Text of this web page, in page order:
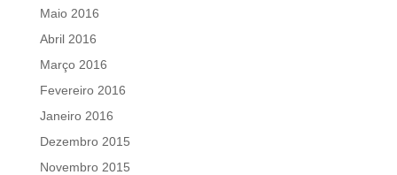
Maio 2016
Abril 2016
Março 2016
Fevereiro 2016
Janeiro 2016
Dezembro 2015
Novembro 2015